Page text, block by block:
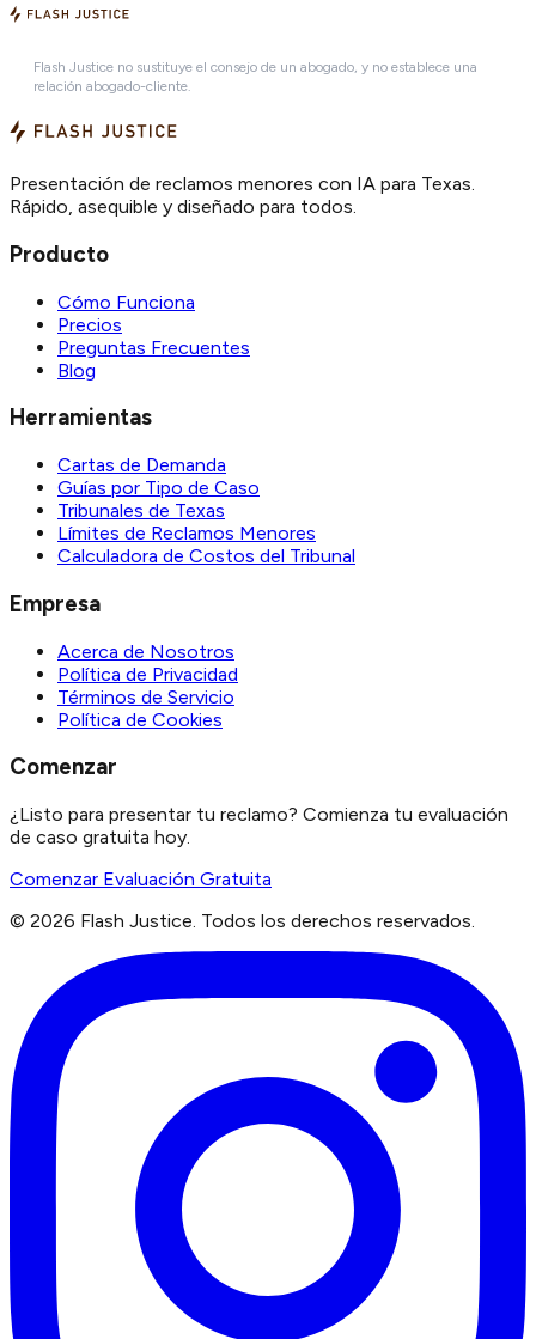
Flash Justice no sustituye el consejo de un abogado, y no establece una
relación abogado-cliente.
Presentación de reclamos menores con IA para Texas.
Rápido, asequible y diseñado para todos.
Producto
Cómo Funciona
Precios
Preguntas Frecuentes
Blog
Herramientas
Cartas de Demanda
Guías por Tipo de Caso
Tribunales de Texas
Límites de Reclamos Menores
Calculadora de Costos del Tribunal
Empresa
Acerca de Nosotros
Política de Privacidad
Términos de Servicio
Política de Cookies
Comenzar
¿Listo para presentar tu reclamo? Comienza tu evaluación
de caso gratuita hoy.
Comenzar Evaluación Gratuita
© 2026 Flash Justice. Todos los derechos reservados.